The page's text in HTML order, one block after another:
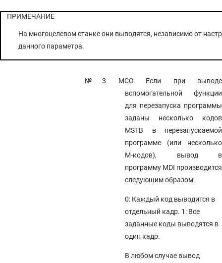
ПРИМЕЧАНИЕ
На многоцелевом станке они выводятся, независимо от
данного параметра.
№3 MCO Если при выводе
вспомогательной функции
для перезапуска программы
заданы несколько кодов
MSTB в перезапускаемой
программе (или несколько
M-кодов), вывод в
программу MDI производится
следующим образом:
0: Каждый код выводится в
отдельный кадр. 1: Все
заданные коды выводятся в
один кадр.
В любом случае вывод
4.143 ПАРАМЕТРЫ ФУНКЦИИ НАПРАВЛЕНИЯ